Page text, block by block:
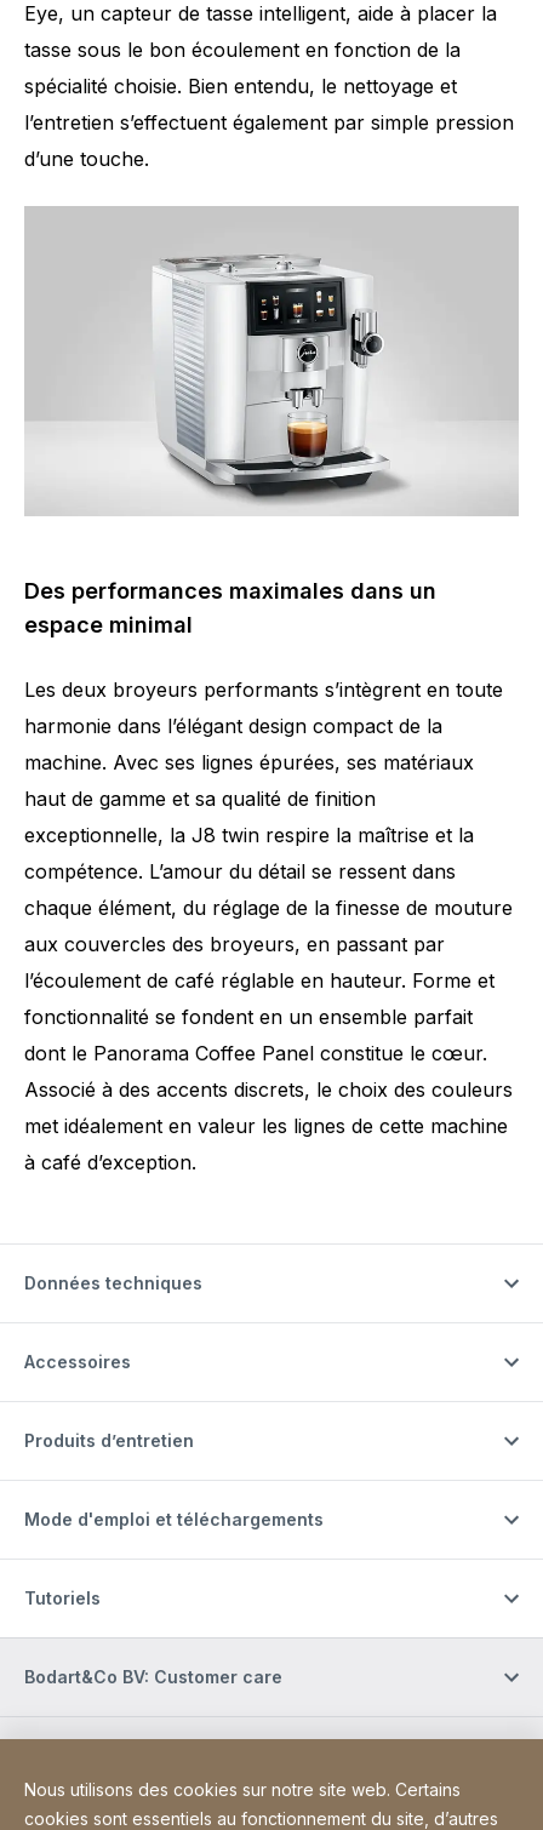
Eye, un capteur de tasse intelligent, aide à placer la
tasse sous le bon écoulement en fonction de la
spécialité choisie. Bien entendu, le nettoyage et
l’entretien s’effectuent également par simple pression
d’une touche.
Des performances maximales dans un
espace minimal
Les deux broyeurs performants s’intègrent en toute
harmonie dans l’élégant design compact de la
machine. Avec ses lignes épurées, ses matériaux
haut de gamme et sa qualité de finition
exceptionnelle, la J8 twin respire la maîtrise et la
compétence. L’amour du détail se ressent dans
chaque élément, du réglage de la finesse de mouture
aux couvercles des broyeurs, en passant par
l’écoulement de café réglable en hauteur. Forme et
fonctionnalité se fondent en un ensemble parfait
dont le Panorama Coffee Panel constitue le cœur.
Associé à des accents discrets, le choix des couleurs
met idéalement en valeur les lignes de cette machine
à café d’exception.
Données techniques
Accessoires
Produits d’entretien
Mode d'emploi et téléchargements
Tutoriels
Bodart&Co BV: Customer care
Nous utilisons des cookies sur notre site web. Certains
cookies sont essentiels au fonctionnement du site, d’autres